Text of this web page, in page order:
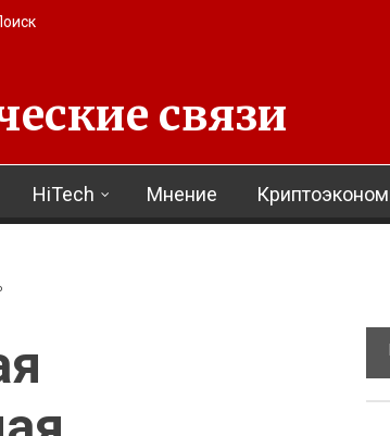
связи
HiTech Мнение